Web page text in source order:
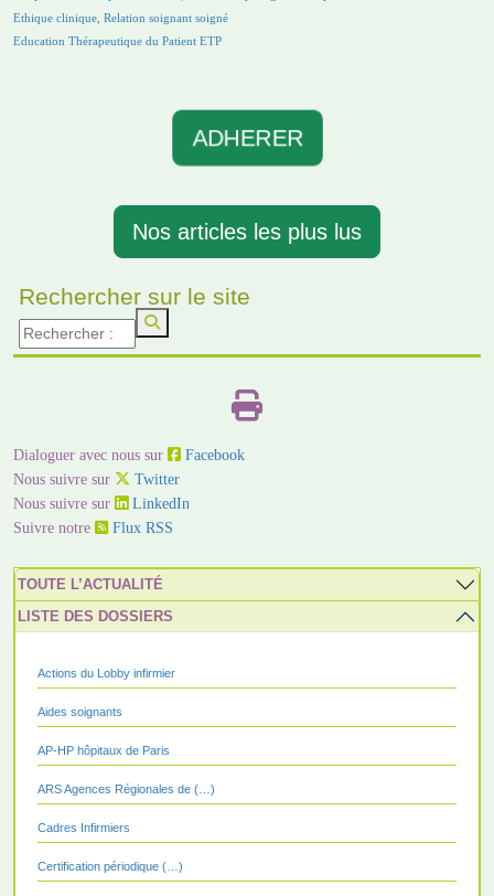
Ethique clinique, Relation soignant soigné
Education Thérapeutique du Patient ETP
ADHERER
Nos articles les plus lus
Rechercher sur le site
Dialoguer avec nous sur
Facebook
Nous suivre sur
Twitter
Nous suivre sur
LinkedIn
Suivre notre
Flux RSS
TOUTE L’ACTUALITÉ
LISTE DES DOSSIERS
Actions du Lobby infirmier
Aides soignants
AP-HP hôpitaux de Paris
ARS Agences Régionales de (…)
Cadres Infirmiers
Certification périodique (…)